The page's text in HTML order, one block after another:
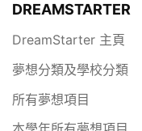
DREAMSTARTER
DreamStarter 主頁
夢想分類及學校分類
所有夢想項目